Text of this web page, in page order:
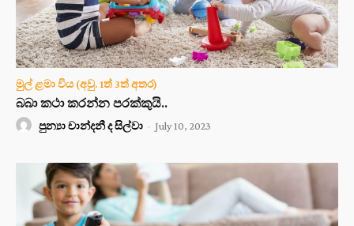
මුල් ළමා විය (අවු. 1ත් 3ත් අතර)
බබා කථා කරන්න පරක්කුයි..
පුන්‍යා චාන්දනී ද සිල්වා - July 10, 2023